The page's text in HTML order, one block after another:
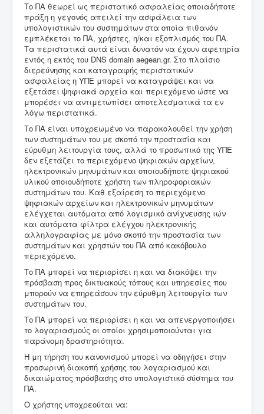
Το ΠΑ θεωρεί ως περιστατικό ασφαλείας οποιαδήποτε
πράξη η γεγονός απειλεί την ασφάλεια των
υπολογιστικών του συστημάτων στα οποία πιθανόν
εμπλέκεται το ΠΑ, χρήστες, η/και εξοπλισμός του ΠΑ.
Τα περιστατικά αυτά είναι δυνατόν να έχουν αφετηρία
εντός η εκτός του DNS domain aegean.gr. Στο πλαίσιο
διερεύνησης και καταγραφής περιστατικών
ασφαλείας η ΥΠΕ μπορεί να καταγράψει και να
εξετάσει ψηφιακά αρχεία και περιεχόμενο ώστε να
μπορέσει να αντιμετωπίσει αποτελεσματικά τα εν
λόγω περιστατικά.
Το ΠΑ είναι υποχρεωμένο να παρακολουθεί την χρήση
των συστημάτων του με σκοπό την προστασία και
εύρυθμη λειτουργία τους, αλλά το προσωπικό της ΥΠΕ
δεν εξετάζει το περιεχόμενο ψηφιακών αρχείων,
ηλεκτρονικών μηνυμάτων και οποιουδήποτε ψηφιακού
υλικού οποιουδήποτε χρήστη των πληροφοριακών
συστημάτων του. Καθ εξαίρεση το περιεχόμενο
ψηφιακών αρχείων και ηλεκτρονικών μηνυμάτων
ελέγχεται αυτόματα από λογισμικό ανίχνευσης ιών
και αυτόματα φίλτρα ελέγχου ηλεκτρονικής
αλληλογραφίας με μόνο σκοπό την προστασία των
συστημάτων και χρηστών του ΠΑ από κακόβουλο
περιεχόμενο.
Το ΠΑ μπορεί να περιορίσει η και να διακόψει την
πρόσβαση προς δικτυακούς τόπους και υπηρεσίες που
μπορούν να επηρεάσουν την εύρυθμη λειτουργία των
συστημάτων του.
Το ΠΑ μπορεί να περιορίσει η και να απενεργοποιήσει
το λογαριασμούς οι οποίοι χρησιμοποιούνται για
παράνομη δραστηριότητα.
Η μη τήρηση του κανονισμού μπορεί να οδηγήσει στην
προσωρινή διακοπή χρήσης του λογαριασμού και
δικαιώματος πρόσβασης στο υπολογιστικό σύστημα του
ΠΑ.
Ο χρήστης υποχρεούται να: